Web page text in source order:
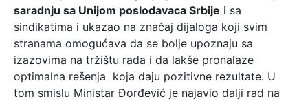
saradnju sa Unijom poslodavaca Srbije i sa
sindikatima i ukazao na značaj dijaloga koji svim
stranama omogućava da se bolje upoznaju sa
izazovima na tržištu rada i da lakše pronalaze
optimalna rešenja koja daju pozitivne rezultate. U
tom smislu Ministar Đorđević je najavio dalji rad na